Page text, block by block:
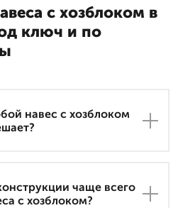
с хозблоком в
ключ и по
навес с хозблоком
чаще всего
с хозблоком?